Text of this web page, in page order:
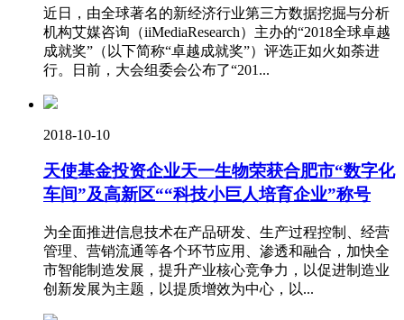
近日，由全球著名的新经济行业第三方数据挖掘与分析
机构艾媒咨询（iiMediaResearch）主办的“2018全球卓越
成就奖”（以下简称“卓越成就奖”）评选正如火如荼进
行。日前，大会组委会公布了“201...
2018-10-10
天使基金投资企业天一生物荣获合肥市“数字化
车间”及高新区““科技小巨人培育企业”称号
为全面推进信息技术在产品研发、生产过程控制、经营
管理、营销流通等各个环节应用、渗透和融合，加快全
市智能制造发展，提升产业核心竞争力，以促进制造业
创新发展为主题，以提质增效为中心，以...